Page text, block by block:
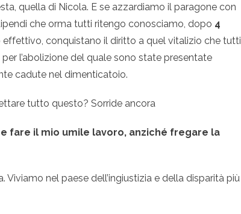
quella di Nicola. E se azzardiamo il paragone con
che orma tutti ritengo conosciamo, dopo 4
effettivo, conquistano il diritto a quel vitalizio che tutti
l’abolizione del quale sono state presentate
cadute nel dimenticatoio.
tutto questo? Sorride ancora
fare il mio umile lavoro, anziché fregare la
Viviamo nel paese dell’ingiustizia e della disparità più